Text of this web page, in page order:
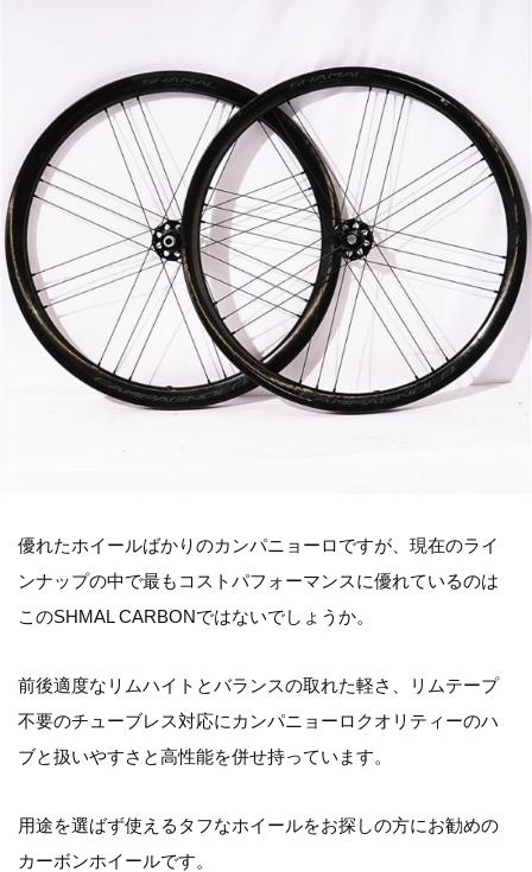
優れたホイールばかりのカンパニョーロですが、現在のライ
ンナップの中で最もコストパフォーマンスに優れているのは
このSHMAL CARBONではないでしょうか。
前後適度なリムハイトとバランスの取れた軽さ、リムテープ
不要のチューブレス対応にカンパニョーロクオリティーのハ
ブと扱いやすさと高性能を併せ持っています。
用途を選ばず使えるタフなホイールをお探しの方にお勧めの
カーボンホイールです。